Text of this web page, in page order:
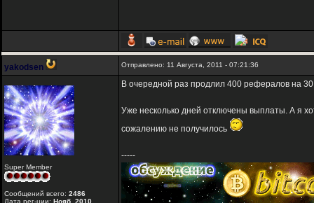
yakodsen Отправлено: 11 Августа, 2011 - 07:21:36
Super Member
Сообщений всего: 2486
Дата рег-ции: Нояб. 2010
В очередной раз продлил 400 рефералов на
Уже несколько дней отключены выплаты. А я
сожалению не получилось
-----